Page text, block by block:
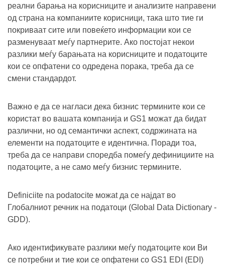
реални барања на корисниците и анализите направени
од страна на компаниите корисници, така што тие ги
покриваат сите или повеќето информации кои се
разменуваат меѓу партнерите. Ако постојат некои
разлики меѓу барањата на корисниците и податоците
кои се опфатени со одредена порака, треба да се
смени стандардот.
Важно е да се нагласи дека бизнис термините кои се
користат во вашата компанија и GS1 можат да бидат
различни, но од семантички аспект, содржината на
елементи на податоците е идентична. Поради тоа,
треба да се направи споредба помеѓу дефинициите на
податоците, а не само меѓу бизнис термините.
Definiciite na podatocite можat да се најдат во
Глобалниот речник на податоци (Global Data Dictionary -
GDD).
Ако идентификувате разлики меѓу податоците кои Ви
се потребни и тие кои се опфатени со GS1 EDI (EDI)